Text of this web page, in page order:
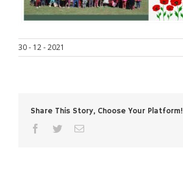
30 - 12 - 2021
Share This Story, Choose Your Platform!
facebooktwitterCorreo